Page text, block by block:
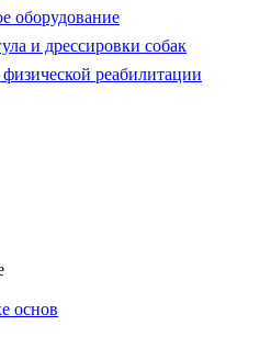
оборудование
и дрессировки собак
реабилитации
основ